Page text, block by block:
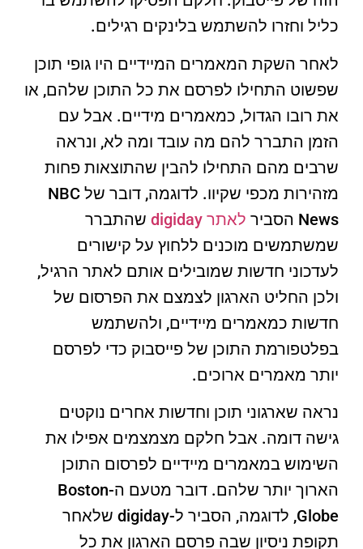
כליל וחזרו להשתמש בלינקים רגילים.
לאחר השקת המאמרים המיידיים היו גופי תוכן
שפשוט התחילו לפרסם את כל התוכן שלהם, או
את רובו הגדול, כמאמרים מידיים. אבל עם
הזמן התברר להם מה עובד ומה לא, ונראה
שרבים מהם התחילו להבין שהתוצאות פחות
מזהירות מכפי שקיוו. לדוגמה, דובר של NBC
News הסביר
לאתר digiday
שהתברר
שמשתמשים מוכנים ללחוץ על קישורים
לעדכוני חדשות שמובילים אותם לאתר הרגיל,
ולכן החליט הארגון לצמצם את הפרסום של
חדשות כמאמרים מיידיים, ולהשתמש
בפלטפורמת התוכן של פייסבוק כדי לפרסם
יותר מאמרים ארוכים.
נראה שארגוני תוכן וחדשות אחרים נוקטים
גישה דומה. אבל חלקם מצמצמים אפילו את
השימוש במאמרים מיידיים לפרסום התוכן
הארוך יותר שלהם. דובר מטעם ה-Boston
Globe, לדוגמה, הסביר ל-digiday שלאחר
תקופת ניסיון שבה פרסם הארגון את כל